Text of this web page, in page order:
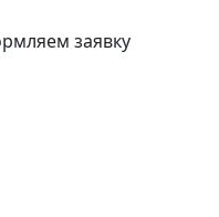
заявку